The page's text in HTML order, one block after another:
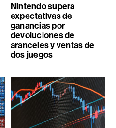
Nintendo supera
expectativas de
ganancias por
devoluciones de
aranceles y ventas de
dos juegos